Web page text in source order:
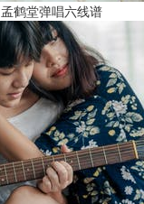
鹤堂弹唱六线谱